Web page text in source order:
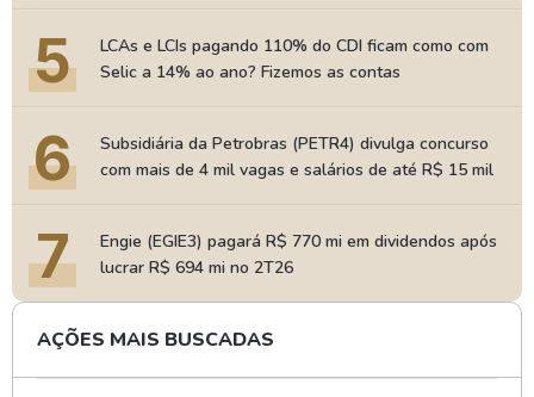
5
LCAs e LCIs pagando 110% do CDI ficam como com
Selic a 14% ao ano? Fizemos as contas
6
Subsidiária da Petrobras (PETR4) divulga concurso
com mais de 4 mil vagas e salários de até R$ 15 mil
7
Engie (EGIE3) pagará R$ 770 mi em dividendos após
lucrar R$ 694 mi no 2T26
AÇÕES MAIS BUSCADAS